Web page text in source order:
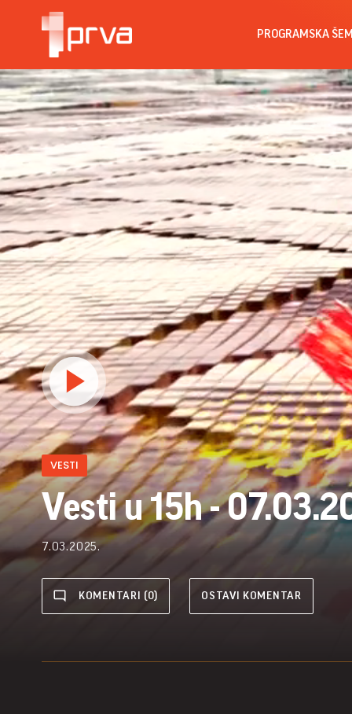
PROGRAMSKA
VESTI
Vesti u 15h -
7.03.2025.
KOMENTARI (0) OSTAVI KOMENTAR